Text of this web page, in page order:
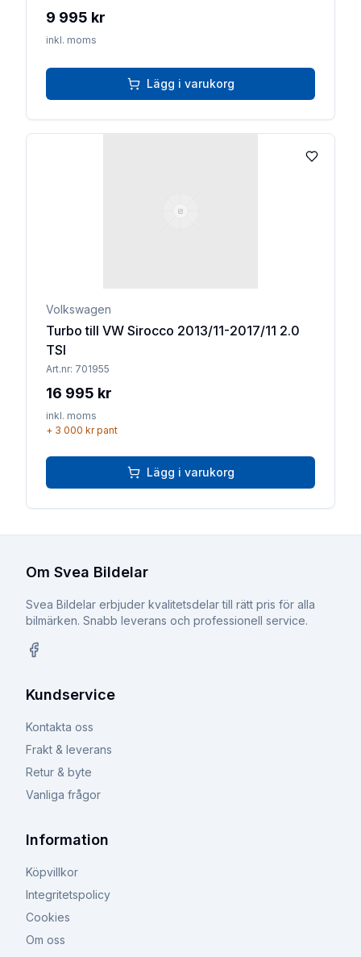
9 995 kr
inkl. moms
Lägg i varukorg
Lägg till
Volkswagen
Turbo till VW Sirocco 2013/11-2017/11 2.0
TSI
Art.nr: 701955
16 995 kr
inkl. moms
+ 3 000 krpant
Lägg i varukorg
Om Svea Bildelar
Svea Bildelar erbjuder kvalitetsdelar till rätt pris för alla
bilmärken. Snabb leverans och professionell service.
Kundservice
Kontakta oss
Frakt & leverans
Retur & byte
Vanliga frågor
Information
Köpvillkor
Integritetspolicy
Cookies
Om oss